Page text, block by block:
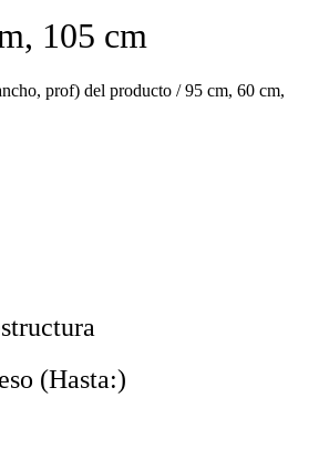
105 cm
prof) del producto / 95 cm, 60 cm,
(Hasta:)